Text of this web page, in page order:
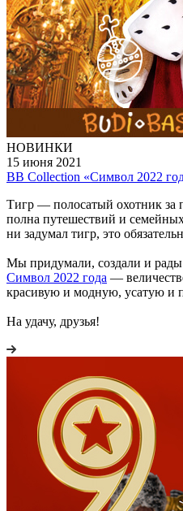
НОВИНКИ
15 июня 2021
BB Collection «Символ 2022
Тигр — полосатый охотник за
полна путешествий и
ни задумал тигр, это
Мы придумали, создали и
Символ 2022 года —
красивую и модную, усатую и
На удачу, друзья!